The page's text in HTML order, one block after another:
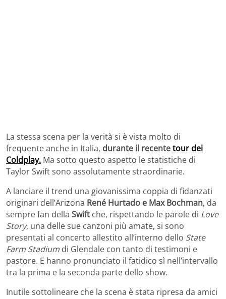
La stessa scena per la verità si è vista molto di
frequente anche in Italia, durante il recentetour dei
Coldplay. Ma sotto questo aspetto le statistiche di
Taylor Swift sono assolutamente straordinarie.
A lanciare il trend una giovanissima coppia di fidanzati
originari dell’Arizona René Hurtado e Max Bochman, da
sempre fan della Swift che, rispettando le parole di Love
Story, una delle sue canzoni più amate, si sono
presentati al concerto allestito all’interno dello State
Farm Stadium di Glendale con tanto di testimoni e
pastore. E hanno pronunciato il fatidico sì nell’intervallo
tra la prima e la seconda parte dello show.
Inutile sottolineare che la scena è stata ripresa da amici